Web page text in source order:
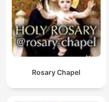
Rosary Chapel